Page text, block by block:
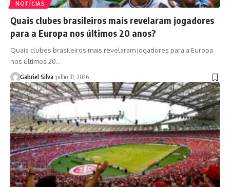
NOTÍCIAS
Quais clubes brasileiros mais revelaram jogadores
para a Europa nos últimos 20 anos?
Quais clubes brasileiros mais revelaram jogadores para a Europa
nos últimos 20…
Gabriel Silva julho 31, 2026